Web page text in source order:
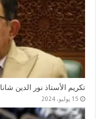
تكريم الأستاذ نور الدين شانا
15 يوليو، 2024